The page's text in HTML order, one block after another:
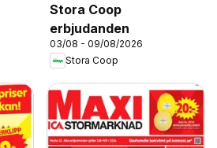
Stora Coop
erbjudanden
03/08 - 09/08/2026
Stora Coop